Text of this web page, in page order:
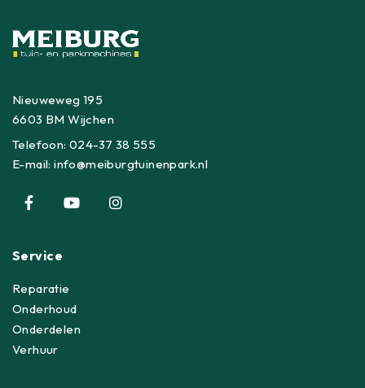
Nieuweweg 195
6603 BM Wijchen
Telefoon:024-37 38 555
E-mail:info@meiburgtuinenpark.nl
Service
Reparatie
Onderhoud
Onderdelen
Verhuur